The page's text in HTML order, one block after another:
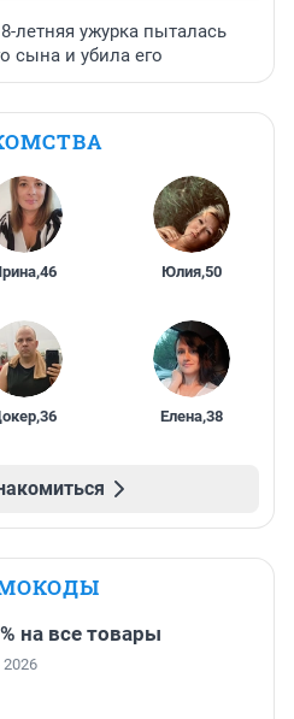
летняя ужурка пыталась
сына и убила его
,46 Юлия,50
,36 Елена,38
на все товары
2026